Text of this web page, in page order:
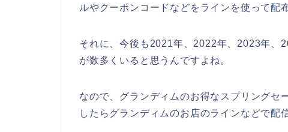
ルやクーポンコードなどをラインを使って配
それに、今後も2021年、2022年、2023年、
が数多くいると思うんですよね。
なので、グランディムのお得なスプリングセ
したらグランディムのお店のラインなどで配